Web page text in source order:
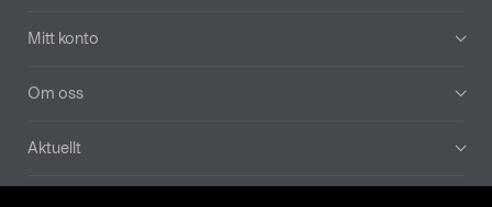
Mitt konto
Om oss
Aktuellt